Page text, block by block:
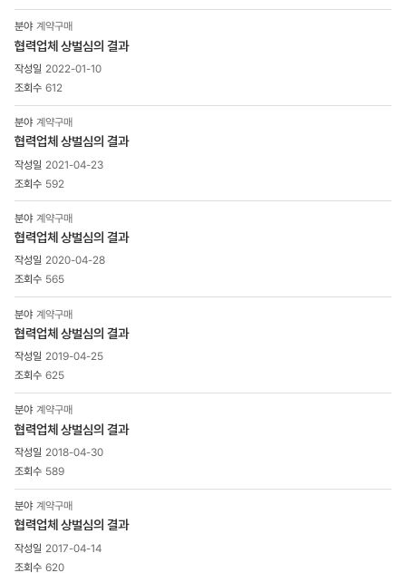
계약구매
협력업체 상벌심의 결과
2022-01-10
612
계약구매
협력업체 상벌심의 결과
2021-04-23
592
계약구매
협력업체 상벌심의 결과
2020-04-28
565
계약구매
협력업체 상벌심의 결과
2019-04-25
625
계약구매
협력업체 상벌심의 결과
2018-04-30
589
계약구매
협력업체 상벌심의 결과
2017-04-14
620